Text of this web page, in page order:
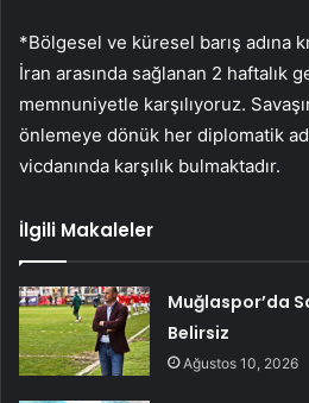
*Bölgesel ve küresel barış adına
İran arasında sağlanan 2 haftalık
memnuniyetle karşılıyoruz.
önlemeye dönük her diplomatik
vicdanında karşılık bulmaktadır.
İlgili Makaleler
Muğlaspor’da
Belirsiz
Ağustos 10, 2026